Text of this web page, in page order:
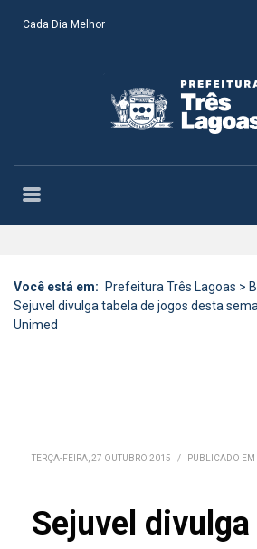
Cada Dia Melhor
Você está em: Prefeitura Três Lagoas >
Sejuvel divulga tabela de jogos desta
Unimed
TERÇA-FEIRA, 27 OUTUBRO 2015 / PUBLICADO EM
Sejuvel